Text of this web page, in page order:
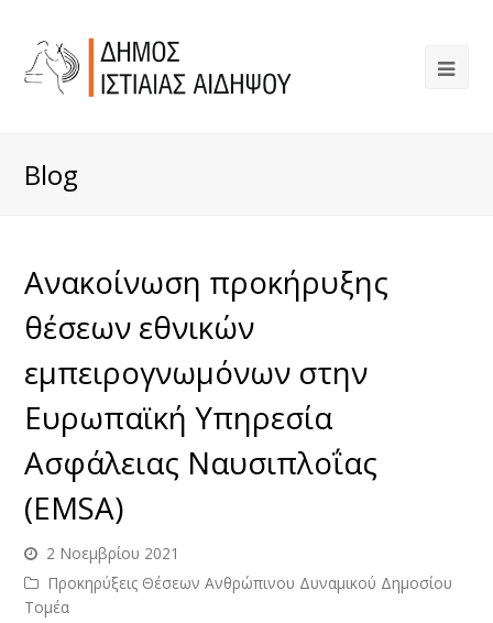
Blog
Ανακοίνωση προκήρυξης
θέσεων εθνικών
εμπειρογνωμόνων στην
Ευρωπαϊκή Υπηρεσία
Ασφάλειας Ναυσιπλοΐας
(EMSA)
2 Νοεμβρίου 2021
Προκηρύξεις Θέσεων Ανθρώπινου Δυναμικού Δημοσίου
Τομέα